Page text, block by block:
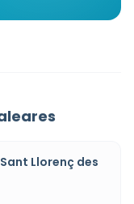
Llorenç des